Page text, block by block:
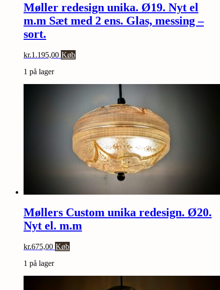
Møller redesign unika. Ø19. Nyt el
m.m Sæt med 2 ens. Glas, messing –
sort.
kr.1.195,00 Køb
1 på lager
Møllers Custom unika redesign. Ø20.
Nyt el. m.m
kr.675,00 Køb
1 på lager